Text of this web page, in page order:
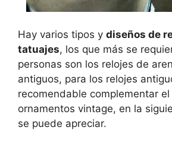
Hay varios tipos y diseños de
tatuajes, los que más se
personas son los relojes de
antiguos, para los relojes
recomendable complementar
ornamentos vintage, en la
se puede apreciar.